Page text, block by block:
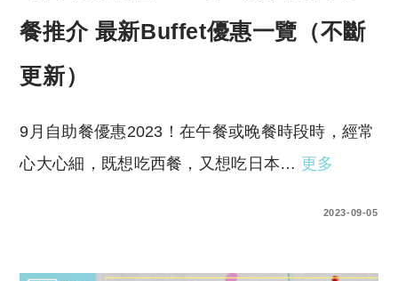
餐推介 最新Buffet優惠一覽（不斷
更新）
9月自助餐優惠2023！在午餐或晚餐時段時，經常
心大心細，既想吃西餐，又想吃日本… 更多
2023-09-05